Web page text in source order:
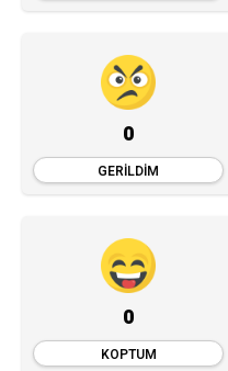
0
GERILDIM
0
KOPTUM